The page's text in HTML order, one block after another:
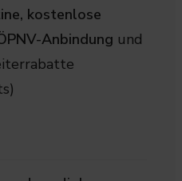
kostenlose
Anbindung und